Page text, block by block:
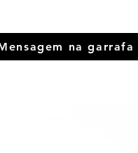
na garrafa